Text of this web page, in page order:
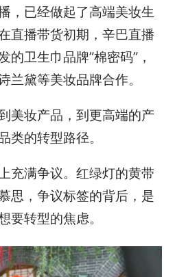
，已经做起了高端美妆生
直播带货初期，辛巴直播
的卫生巾品牌”棉密码”，
兰黛等美妆品牌合作。
美妆产品，到更高端的产
类的转型路径。
充满争议。红绿灯的黄带
思，争议标签的背后，是
要转型的焦虑。